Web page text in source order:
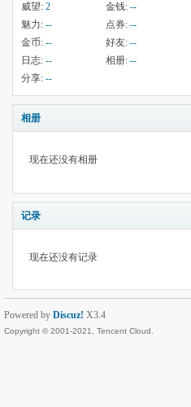
威望: 2 金钱: --
魅力: -- 点券: --
金币: -- 好友: --
日志: -- 相册: --
分享: --
相册
现在还没有相册
记录
现在还没有记录
Powered by Discuz! X3.4
Copyright © 2001-2021, Tencent Cloud.